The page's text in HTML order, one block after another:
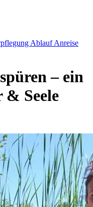
AblaufAnreise
– ein
Seele